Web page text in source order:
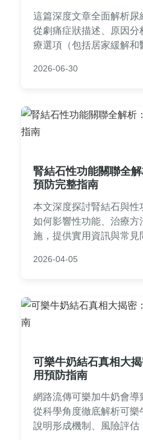
這篇深度文章全面解析尿
從劇痛症狀描述、原因
療選項（包括居家緩解和
幫助你徹底了解尿結石痛
2026-06-30
腎結石性功能關聯全
預防完整指南
本文深度探討腎結石與
如何影響性功能、治療方
施，提供實用資訊與常見
決您的所有疑問。
2026-04-05
可樂牛奶結石真相大
用預防指南
網路流傳可樂加牛奶會導
從科學角度徹底解析可樂
說明形成機制、風險評估